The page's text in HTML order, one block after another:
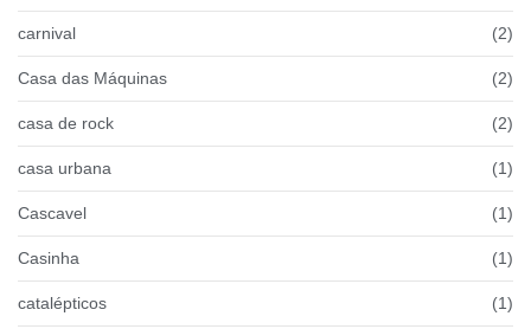
carnival (2)
Casa das Máquinas (2)
casa de rock (2)
casa urbana (1)
Cascavel (1)
Casinha (1)
catalépticos (1)